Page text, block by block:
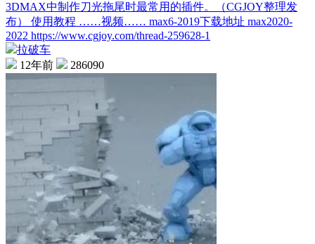
3DMAX中制作刀光拖尾时最常用的插件。（CGJOY整理发
布） 使用教程 ……视频…… max6-2019下载地址 max2020-
2022 https://www.cgjoy.com/thread-259628-1
拉破车
12年前
286090